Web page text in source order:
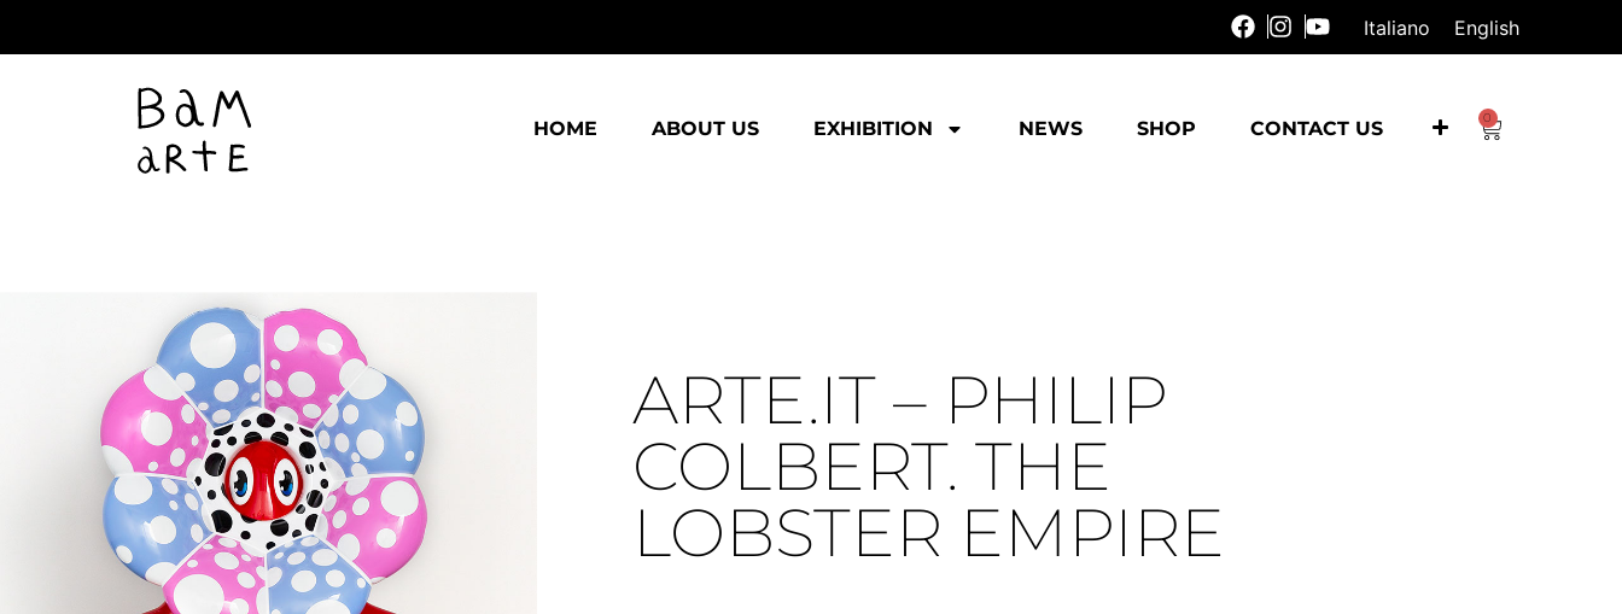
Italiano English
HOME ABOUT US EXHIBITION NEWS SHOP CONTACT US 0
ARTE.IT – PHILIP
COLBERT. THE
LOBSTER EMPIRE